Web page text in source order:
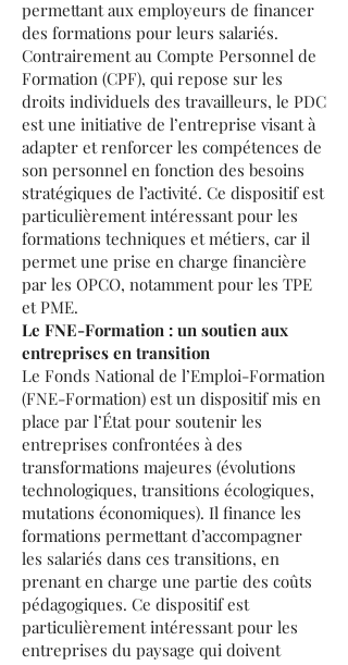
permettant aux employeurs de financer
des formations pour leurs salariés.
Contrairement au Compte Personnel de
Formation (CPF), qui repose sur les
droits individuels des travailleurs, le PDC
est une initiative de l’entreprise visant à
adapter et renforcer les compétences de
son personnel en fonction des besoins
stratégiques de l’activité. Ce dispositif est
particulièrement intéressant pour les
formations techniques et métiers, car il
permet une prise en charge financière
par les OPCO, notamment pour les TPE
et PME.
Le FNE-Formation : un soutien aux
entreprises en transition
Le Fonds National de l’Emploi-Formation
(FNE-Formation) est un dispositif mis en
place par l’État pour soutenir les
entreprises confrontées à des
transformations majeures (évolutions
technologiques, transitions écologiques,
mutations économiques). Il finance les
formations permettant d’accompagner
les salariés dans ces transitions, en
prenant en charge une partie des coûts
pédagogiques. Ce dispositif est
particulièrement intéressant pour les
entreprises du paysage qui doivent